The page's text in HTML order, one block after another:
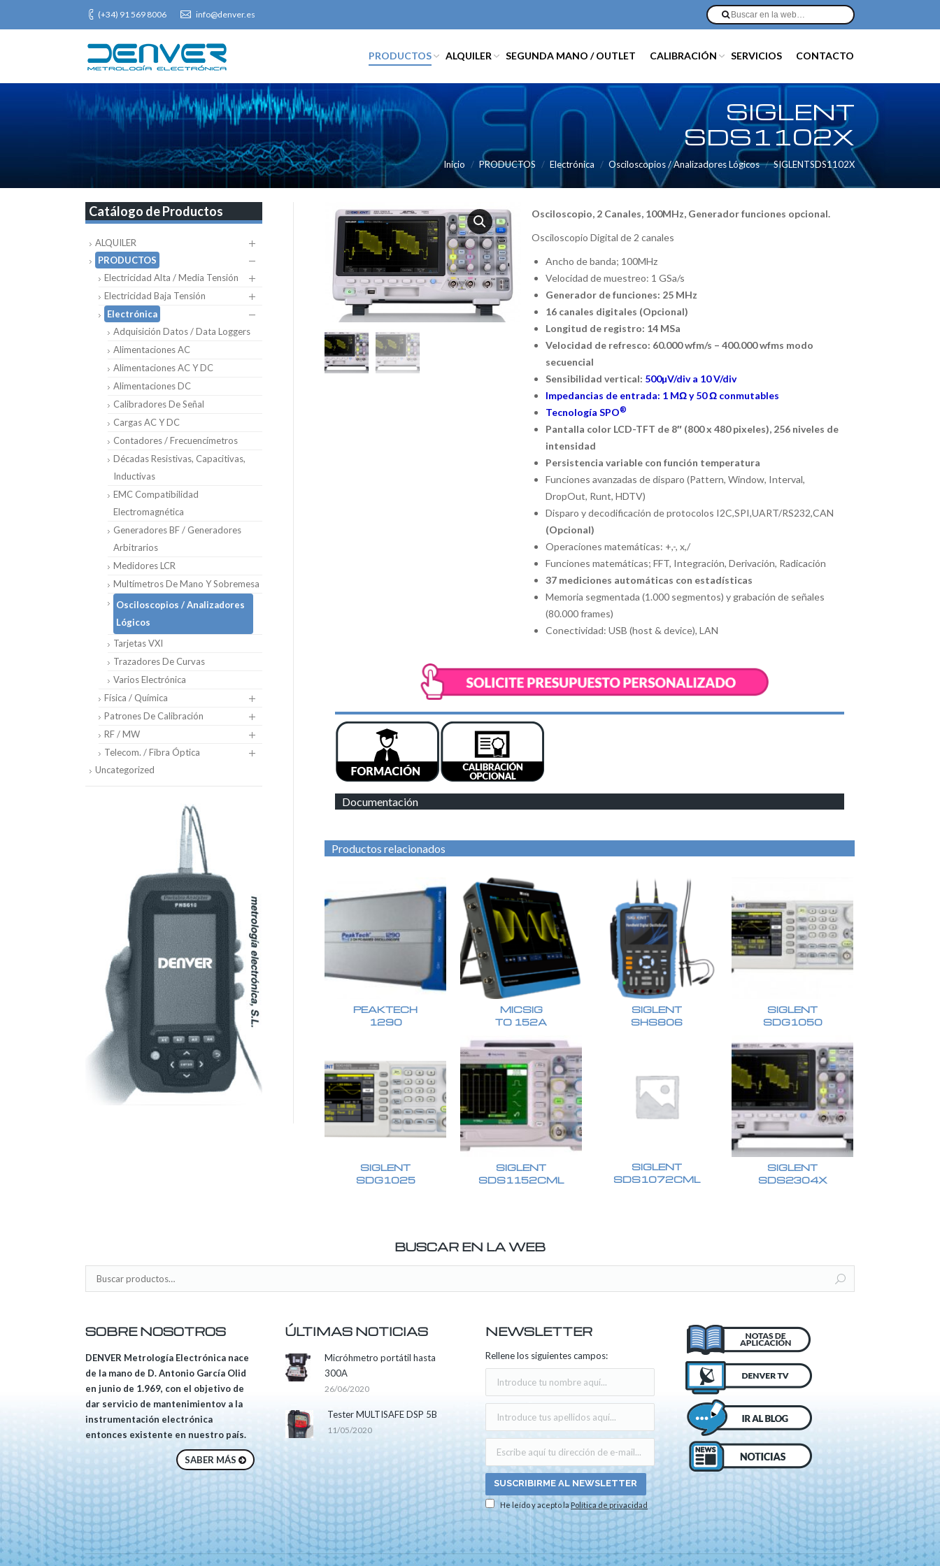
(+34) 91 569 8006 info@denver.es
PRODUCTOS ALQUILER SEGUNDA MANO / OUTLET CALIBRACIÓN SERVICIOS CONTACTO
SIGLENT
SDS1102X
Inicio PRODUCTOS Electrónica Osciloscopios / Analizadores Lógicos SIGLENTSDS1102X
Osciloscopio, 2 Canales, 100MHz, Generador funciones opcional.
Osciloscopio Digital de 2 canales
Ancho de banda; 100MHz
Velocidad de muestreo: 1 GSa/s
Generador de funciones: 25 MHz
16 canales digitales (Opcional)
Longitud de registro: 14 MSa
Velocidad de refresco: 60.000 wfm/s – 400.000 wfms modo
secuencial
Sensibilidad vertical: 500µV/div a 10 V/div
Impedancias de entrada: 1 MΩ y 50 Ω conmutables
Tecnología SPO®
Pantalla color LCD-TFT de 8″ (800 x 480 pixeles), 256 niveles de
intensidad
Persistencia variable con función temperatura
Funciones avanzadas de disparo (Pattern, Window, Interval,
DropOut, Runt, HDTV)
Disparo y decodificación de protocolos I2C,SPI,UART/RS232,CAN
(Opcional)
Operaciones matemáticas: +,-, x,/
Funciones matemáticas; FFT, Integración, Derivación, Radicación
37 mediciones automáticas con estadísticas
Memoria segmentada (1.000 segmentos) y grabación de señales
(80.000 frames)
Conectividad: USB (host & device), LAN
Documentación
Productos relacionados
PEAKTECH
1290
MICSIG
TO 152A
SIGLENT
SHS806
SIGLENT
SDG1050
SIGLENT
SDG1025
SIGLENT
SDS1152CML
SIGLENT
SDS1072CML
SIGLENT
SDS2304X
Catálogo de Productos
ALQUILER
PRODUCTOS
Electricidad Alta / Media Tensión
Electricidad Baja Tensión
Electrónica
Adquisición Datos / Data Loggers
Alimentaciones AC
Alimentaciones AC Y DC
Alimentaciones DC
Calibradores De Señal
Cargas AC Y DC
Contadores / Frecuencímetros
Décadas Resistivas, Capacitivas,
Inductivas
EMC Compatibilidad
Electromagnética
Generadores BF / Generadores
Arbitrarios
Medidores LCR
Multímetros De Mano Y Sobremesa
Osciloscopios / Analizadores
Lógicos
Tarjetas VXI
Trazadores De Curvas
Varios Electrónica
Física / Química
Patrones De Calibración
RF / MW
Telecom. / Fibra Óptica
Uncategorized
BUSCAR EN LA WEB
SOBRE NOSOTROS
DENVER Metrología Electrónica nace
de la mano de D. Antonio García Olid
en junio de 1.969, con el objetivo de
dar servicio de mantenimientov a la
instrumentación electrónica
entonces existente en nuestro país.
SABER MÁS
ÚLTIMAS NOTICIAS
Micróhmetro portátil hasta
300A
26/06/2020
Tester MULTISAFE DSP 5B
11/05/2020
NEWSLETTER
Rellene los siguientes campos:
He leído y acepto la Política de privacidad